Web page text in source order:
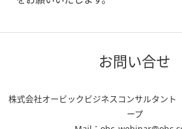
お問い合せ
株式会社オービックビジネスコンサルタン
ープ